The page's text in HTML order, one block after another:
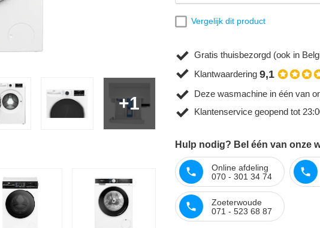
+1
Vergelijk dit product
Gratis thuisbezorgd (ook in
Klantwaardering 9,1
Deze wasmachine in één van
Klantenservice geopend tot
Hulp nodig? Bel één van onze
Online afdeling
070 - 301 34 74
Zoeterwoude
071 - 523 68 87